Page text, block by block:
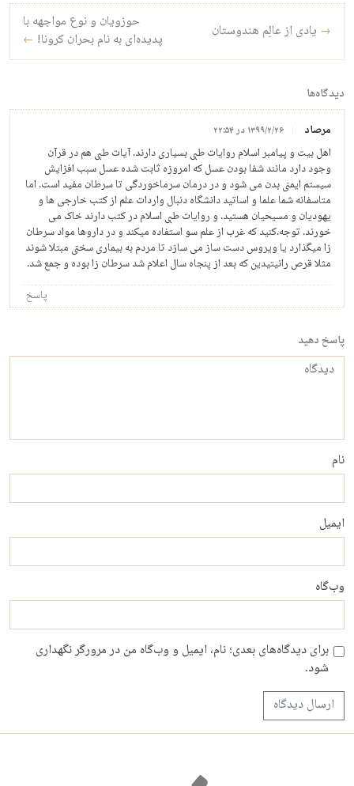
راه‌بری نوشته
→ یادی از عالِم هندوستان
حوزویان و نوع مواجهه با
پدیده‌ای به نام بحران کرونا! ←
دیدگاه‌ها
مرصاد ۱۳۹۹/۲/۲۶ در ۲۲:۵۴
اهل بیت و پیامبر اسلام روایات طبی بسیاری دارند. آیات طبی هم در قرآن
وجود دارد مانند شفا بودن عسل که امروزه ثابت شده عسل سبب افزایش
سیستم ایمنی بدن می شود و در درمان سرماخوردگی تا سرطان مفید است. اما
متاسفانه شما علما و اساتید دانشگاه دنبال واردات علم از کتب خارجی ها و
یهودیان و مسیحیان هستید. و روایات طبی اسلام در کتب دارند خاک می
خورند. توجه.کنید که غرب از علم سو استفاده میکند و در داروها مواد سرطان
زا میگذارد یا ویروس دست ساز می سازد تا مردم به بیماری سختی مبتلا شوند
مثلا قرص رانیتیدین که بعد از پنجاه سال اعلام شد سرطان زا بوده و جمع شد.
پاسخ
پاسخ دهید
دیدگاه
نام
ایمیل
وب‌گاه
برای دیدگاه‌های بعدی؛ نام، ایمیل و وب‌گاه من در مرورگر نگهداری
شود.